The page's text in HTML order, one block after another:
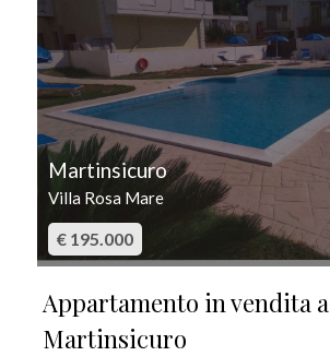
Martinsicuro
Villa Rosa Mare
€ 195.000
Appartamento in vendita a
Martinsicuro